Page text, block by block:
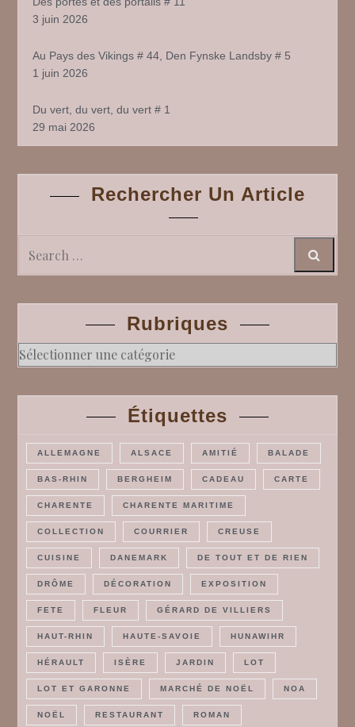
3 juin 2026
Au Pays des Vikings # 44, Den Fynske Landsby # 5
1 juin 2026
Du vert, du vert, du vert # 1
29 mai 2026
Rechercher Un Article
Rubriques
Rubriques
Étiquettes
ALLEMAGNE ALSACE AMITIÉ BALADE
BAS-RHIN BERGHEIM CADEAU CARTE
CHARENTE CHARENTE MARITIME
COLLECTION COURRIER CREUSE
CUISINE DANEMARK DE TOUT ET DE RIEN
DRÔME DÉCORATION EXPOSITION
FETE FLEUR GÉRARD DE VILLIERS
HAUT-RHIN HAUTE-SAVOIE HUNAWIHR
HÉRAULT ISÈRE JARDIN LOT
LOT ET GARONNE MARCHÉ DE NOËL NOA
NOËL RESTAURANT ROMAN